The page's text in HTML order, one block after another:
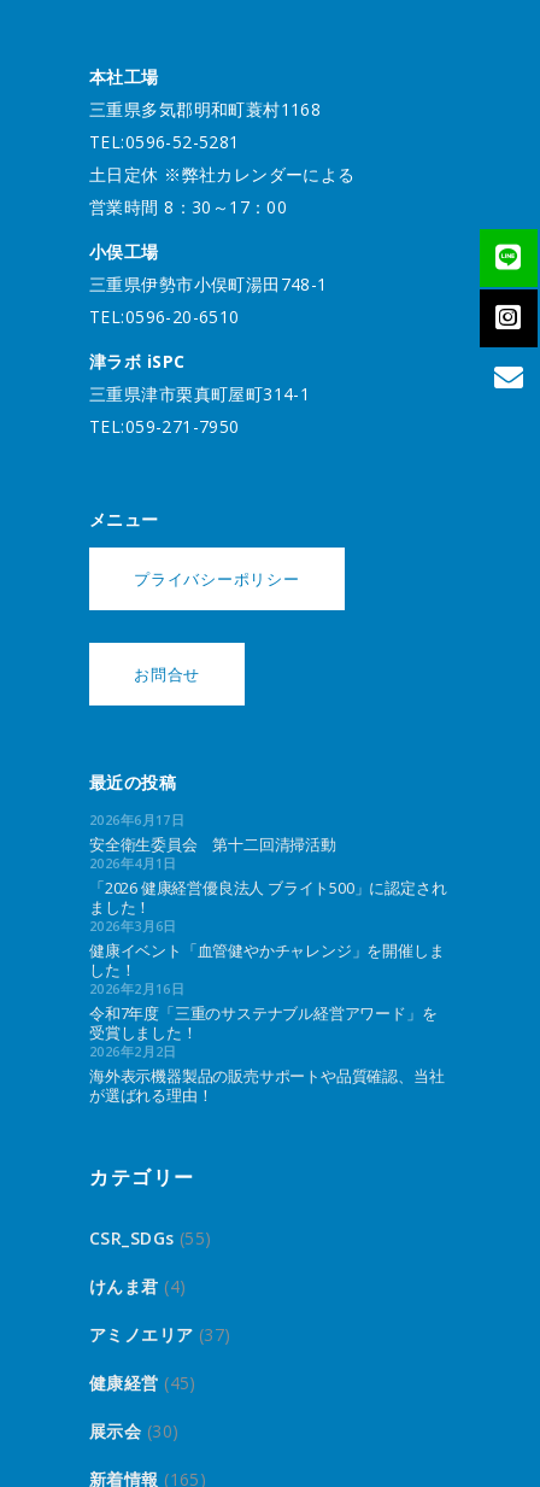
本社工場
三重県多気郡明和町蓑村1168
TEL:0596-52-5281
土日定休 ※弊社カレンダーによる
営業時間 8：30～17：00
小俣工場
三重県伊勢市小俣町湯田748-1
TEL:0596-20-6510
津ラボ iSPC
三重県津市栗真町屋町314-1
TEL:059-271-7950
メニュー
プライバシーポリシー
お問合せ
最近の投稿
2026年6月17日
安全衛生委員会 第十二回清掃活動
2026年4月1日
「2026 健康経営優良法人 ブライト500」に認定され
ました！
2026年3月6日
健康イベント「血管健やかチャレンジ」を開催しま
した！
2026年2月16日
令和7年度「三重のサステナブル経営アワード」を
受賞しました！
2026年2月2日
海外表示機器製品の販売サポートや品質確認、当社
が選ばれる理由！
カテゴリー
CSR_SDGs (55)
けんま君 (4)
アミノエリア (37)
健康経営 (45)
展示会 (30)
新着情報 (165)